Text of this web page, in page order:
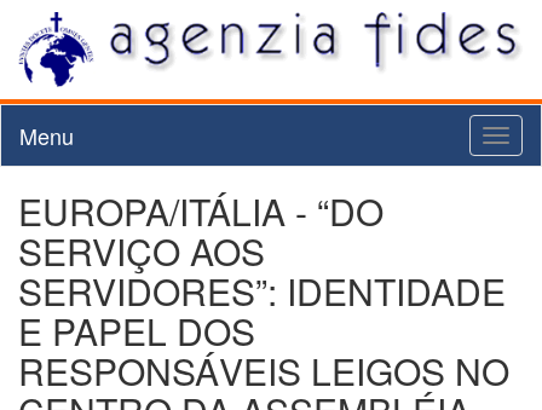
Menu
EUROPA/ITÁLIA - “DO
SERVIÇO AOS
SERVIDORES”: IDENTIDADE
E PAPEL DOS
RESPONSÁVEIS LEIGOS NO